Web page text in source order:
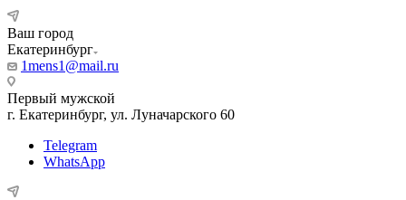
Ваш город
Екатеринбург
1mens1@mail.ru
Первый мужской
г. Екатеринбург, ул. Луначарского 60
Telegram
WhatsApp